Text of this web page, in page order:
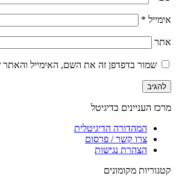
אימייל *
אתר
שמור בדפדפן זה את השם, האימייל
מרכז העניינים בדיגיטל
המהדורה הדיגיטלית
צרו קשר / פרסום
הצהרת נגישות
קטגוריות מקומונים